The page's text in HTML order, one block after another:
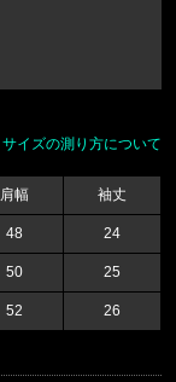
サイズの測り方について
肩幅 袖丈
48 24
50 25
52 26